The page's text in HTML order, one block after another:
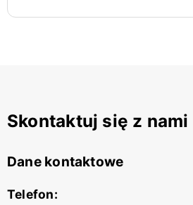
Skontaktuj się z nami
Dane kontaktowe
Telefon: